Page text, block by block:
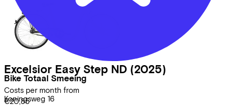
Bike Totaal Smeeing
Koningsweg 16
Excelsior Easy Step ND (2025)
Costs per month from
€20,85